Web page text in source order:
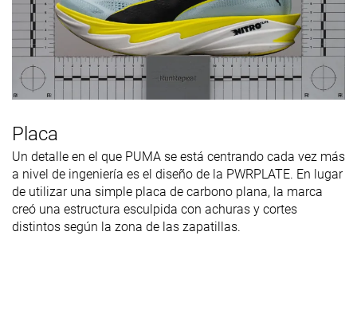
Placa
Un detalle en el que PUMA se está centrando cada vez más
a nivel de ingeniería es el diseño de la PWRPLATE. En lugar
de utilizar una simple placa de carbono plana, la marca
creó una estructura esculpida con achuras y cortes
distintos según la zona de las zapatillas.